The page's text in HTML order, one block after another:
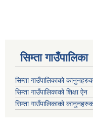
सिम्ता गाउँपालिका
सिम्ता गाउँपालिकाको
सिम्ता गाउँपालिकाको शिक्षा ऐन
सिम्ता गाउँपालिकाको